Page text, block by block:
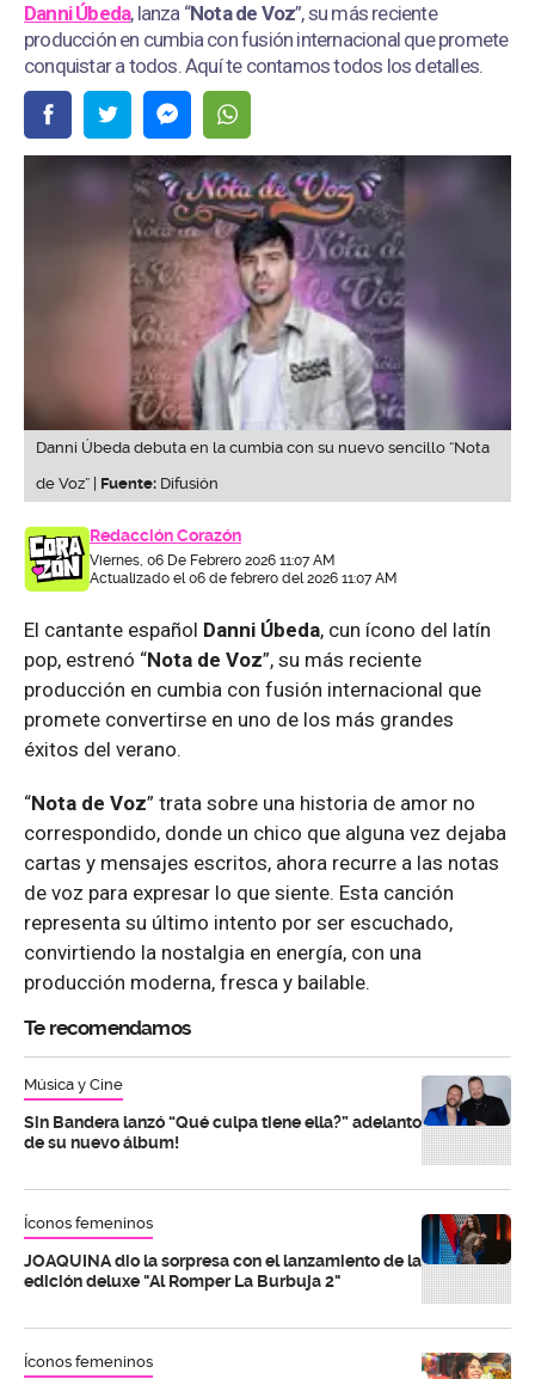
Danni Úbeda, lanza “Nota de Voz”, su más reciente
producción en cumbia con fusión internacional que promete
conquistar a todos. Aquí te contamos todos los detalles.
Danni Úbeda debuta en la cumbia con su nuevo sencillo “Nota
de Voz” | Fuente: Difusión
Redacción Corazón
Viernes, 06 De Febrero 2026 11:07 AM
Actualizado el 06 de febrero del 2026 11:07 AM
El cantante español Danni Úbeda, cun ícono del latín
pop, estrenó “Nota de Voz”, su más reciente
producción en cumbia con fusión internacional que
promete convertirse en uno de los más grandes
éxitos del verano.
“Nota de Voz” trata sobre una historia de amor no
correspondido, donde un chico que alguna vez dejaba
cartas y mensajes escritos, ahora recurre a las notas
de voz para expresar lo que siente. Esta canción
representa su último intento por ser escuchado,
convirtiendo la nostalgia en energía, con una
producción moderna, fresca y bailable.
Te recomendamos
Música y Cine
Sin Bandera lanzó “Qué culpa tiene ella?” adelanto
de su nuevo álbum!
Íconos femeninos
JOAQUINA dio la sorpresa con el lanzamiento de la
edición deluxe "Al Romper La Burbuja 2"
Íconos femeninos